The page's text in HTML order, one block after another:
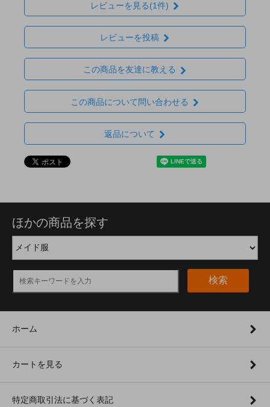
レビューを見る(1件)
レビューを投稿
この商品を友達に教える
この商品について問い合わせる
返品について
ほかの商品を探す
検索
ホーム
カートを見る
特定商取引法に基づく表記